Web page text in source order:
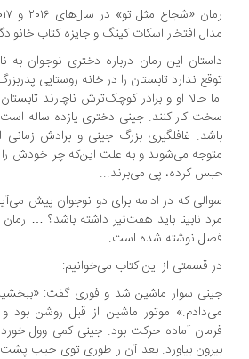
مدال افتخار اسکات کینگ و جایزه کتاب
داستان این رمان درباره دختری نوجوان
توقع ندارد تابستان را در خانه روستایی
اما حالا او و برادر کوچک‌ترش ناچارند
سخت کار کنند. جینی دختری یازده ساله
باشد. غافلگیری بزرگ جینی و برادش زمانی
متوجه می‌شوند و به علت این‌که چرا خودش را
حبس کرده، پی می‌برند...
سوالی که در ادامه برای دو نوجوان پیش
فصل نوشته شده است.
در قسمتی از این کتاب می‌خوانیم:
جینی سوار ماشین شد و فوری گفت:
می‌دادم.» موتور ماشین از قبل روشن
فرمان آماده حرکت بود. جینی کمی وول
بیرون بیاورد. بعد آن را طوری توی جیب